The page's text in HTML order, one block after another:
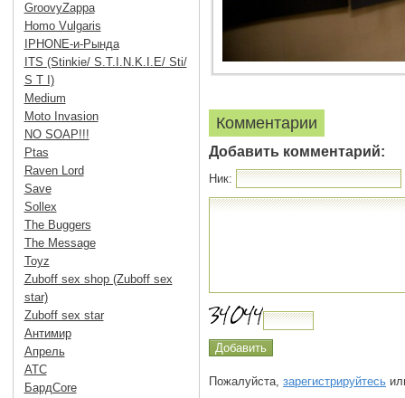
Комментарии
Добавить комментарий:
Ник:
Пожалуйста, зарегистрируйтесь
GroovyZappa
Homo Vulgaris
IPHONE-и-Рында
ITS (Stinkie/ S.T.I.N.K.I.E/ Sti/
S T I)
Medium
Moto Invasion
NO SOAP!!!
Ptas
Raven Lord
Save
Sollex
The Buggers
The Message
Toyz
Zuboff sex shop (Zuboff sex
star)
Zuboff sex star
Антимир
Апрель
АТС
БардCore